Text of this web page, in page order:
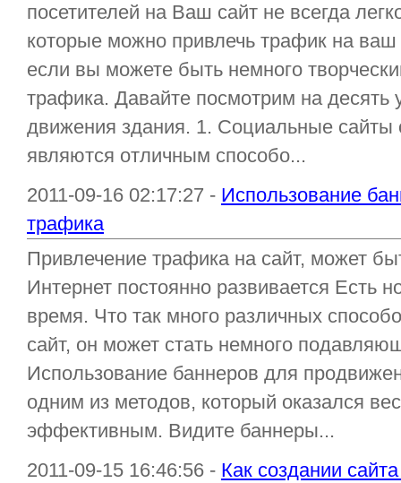
посетителей на Ваш сайт не всегда
которые можно привлечь трафик на ваш
если вы можете быть немного
трафика. Давайте посмотрим на десять
движения здания. 1. Социальные
являются отличным способо...
2011-09-16 02:17:27 - Использование
трафика
Привлечение трафика на сайт, может
Интернет постоянно развивается Есть
время. Что так много различных
сайт, он может стать немного
Использование баннеров для
одним из методов, который оказался
эффективным. Видите баннеры...
2011-09-15 16:46:56 - Как создании